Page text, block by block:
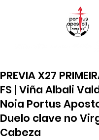
PREVIA X27
FS | Viña Albali
Noia Portus
Duelo clave no
Cabeza